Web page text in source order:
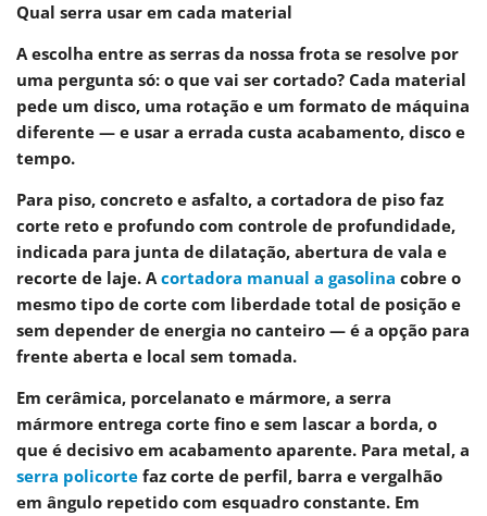
Qual serra usar em cada material
A escolha entre as serras da nossa frota se resolve por
uma pergunta só: o que vai ser cortado? Cada material
pede um disco, uma rotação e um formato de máquina
diferente — e usar a errada custa acabamento, disco e
tempo.
Para piso, concreto e asfalto, a cortadora de piso faz
corte reto e profundo com controle de profundidade,
indicada para junta de dilatação, abertura de vala e
recorte de laje. Acortadora manual a gasolina cobre o
mesmo tipo de corte com liberdade total de posição e
sem depender de energia no canteiro — é a opção para
frente aberta e local sem tomada.
Em cerâmica, porcelanato e mármore, a serra
mármore entrega corte fino e sem lascar a borda, o
que é decisivo em acabamento aparente. Para metal, a
serra policorte faz corte de perfil, barra e vergalhão
em ângulo repetido com esquadro constante. Em